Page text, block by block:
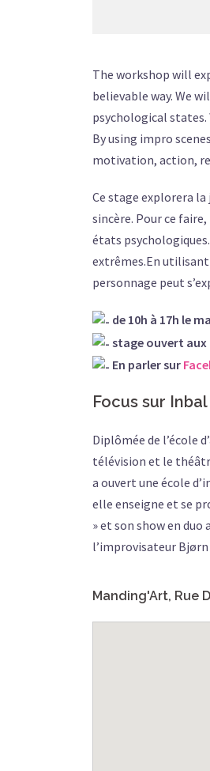
The workshop will
believable way. We
psychological states.
By using impro
motivation, action,
Ce stage explorera
sincère. Pour ce
états
extrêmes.En utilisant
personnage peut
de 10h à 17h le
stage ouvert aux
En parler sur
Focus sur
Diplômée de l’école
télévision et le
a ouvert une école
elle enseigne et se
» et son show en duo
l’improvisateur
Manding'Art, Rue